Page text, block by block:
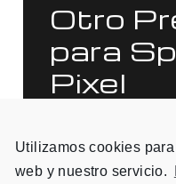
Otro
para
Pixel
Alce a la mejor
Utilizamos cookies
web y nuestro servicio.